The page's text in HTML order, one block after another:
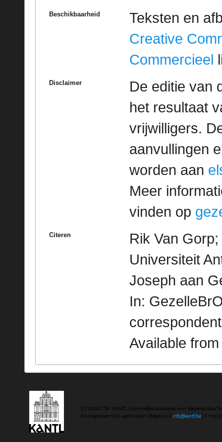
Beschikbaarheid
Teksten en
Creative
Commercieel
Disclaimer
De editie van
het resultaat
vrijwilligers.
aanvullingen
worden aan
Meer
vinden op
Citeren
Rik Van
Universiteit
Joseph aan
In:
Available
(C) 2020 CTB - KANTL | Koninklijke Academie voor Nederlandse
Koningstraat 18 | b-9000 Gent | Belgium | E ctb@kantl.be | T +32